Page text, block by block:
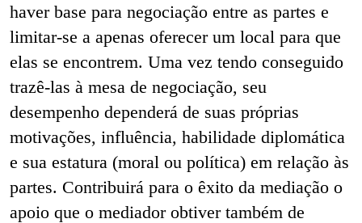
haver base para negociação entre as partes e
limitar-se a apenas oferecer um local para que
elas se encontrem. Uma vez tendo conseguido
trazê-las à mesa de negociação, seu
desempenho dependerá de suas próprias
motivações, influência, habilidade diplomática
e sua estatura (moral ou política) em relação às
partes. Contribuirá para o êxito da mediação o
apoio que o mediador obtiver também de